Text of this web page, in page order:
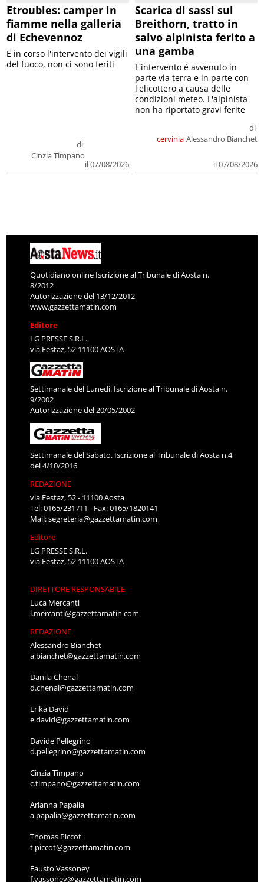
Etroubles: camper in
fiamme nella galleria
di Echevennoz
di
Cinzia Timpano
il 07/08/2026
E in corso l'intervento dei vigili
del fuoco, non ci sono feriti
Scarica di sassi sul
Breithorn, tratto in
salvo alpinista ferito a
una gamba
cervinia
di
Alessandro Bianchet
il 07/08/2026
L'intervento è avvenuto in
parte via terra e in parte con
l'elicottero a causa delle
condizioni meteo. L'alpinista
non ha riportato gravi ferite
Quotidiano online Iscrizione al Tribunale di Aosta n.
8/2012
Autorizzazione del 13/12/2012
www.gazzettamatin.com
Editore
LG PRESSE S.R.L.
via Festaz, 52 11100 AOSTA
Settimanale del Lunedì. Iscrizione al Tribunale di Aosta n.
9/2002
Autorizzazione del 20/05/2002
Settimanale del Sabato. Iscrizione al Tribunale di Aosta n.4
del 4/10/2016
REDAZIONE
via Festaz, 52 - 11100 Aosta
Tel: 0165/231711 - Fax: 0165/1820141
Mail:segreteria@gazzettamatin.com
Editore
LG PRESSE S.R.L.
via Festaz, 52 11100 AOSTA
DIRETTORE RESPONSABILE
Luca Mercanti
l.mercanti@gazzettamatin.com
REDAZIONE
Alessandro Bianchet
a.bianchet@gazzettamatin.com
Danila Chenal
d.chenal@gazzettamatin.com
Erika David
e.david@gazzettamatin.com
Davide Pellegrino
d.pellegrino@gazzettamatin.com
Cinzia Timpano
c.timpano@gazzettamatin.com
Arianna Papalia
a.papalia@gazzettamatin.com
Thomas Piccot
t.piccot@gazzettamatin.com
Fausto Vassoney
f.vassoney@gazzettamatin.com